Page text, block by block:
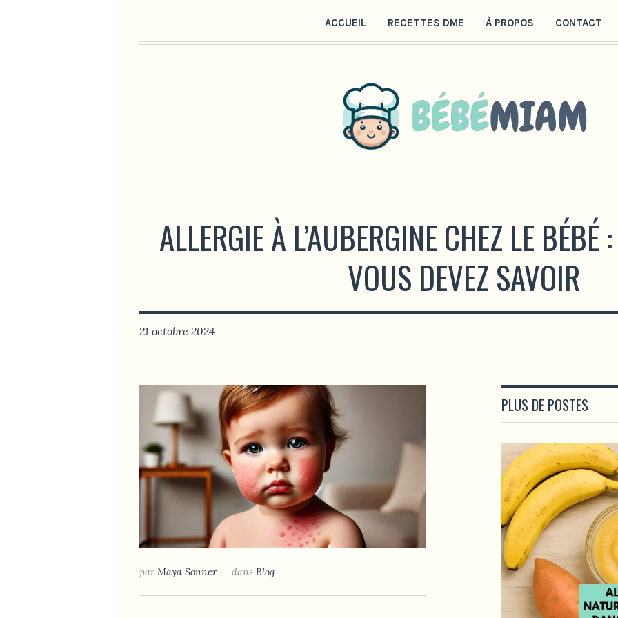
ACCUEIL RECETTES DME À PROPOS CONTACT
ALLERGIE À L’AUBERGINE CHEZ LE BÉBÉ
VOUS DEVEZ SAVOIR
21 octobre 2024
parMaya Sonner dans Blog
PLUS DE POSTES